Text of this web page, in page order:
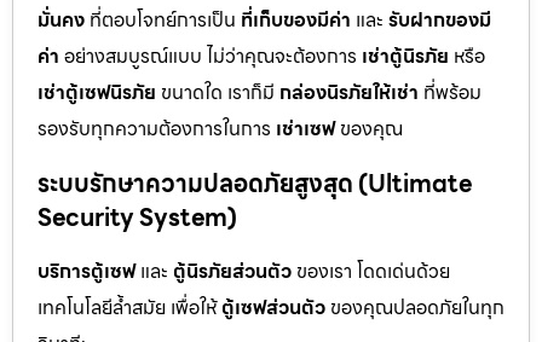
มั่นคง ที่ตอบโจทย์การเป็น ที่เก็บของมีค่า และ รับฝากของมี
ค่า อย่างสมบูรณ์แบบ ไม่ว่าคุณจะต้องการ เช่าตู้นิรภัย หรือ
เช่าตู้เซฟนิรภัย ขนาดใด เราก็มี กล่องนิรภัยให้เช่า ที่พร้อม
รองรับทุกความต้องการในการ เช่าเซฟของคุณ
ระบบรักษาความปลอดภัยสูงสุด (Ultimate
Security System)
บริการตู้เซฟและ ตู้นิรภัยส่วนตัว ของเรา โดดเด่นด้วย
เทคโนโลยีล้ำสมัย เพื่อให้ตู้เซฟส่วนตัว ของคุณปลอดภัยในทุก